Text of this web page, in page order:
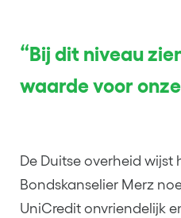
“Bij dit niveau
waarde voor
De Duitse overheid
Bondskanselier Merz
UniCredit onvriendelijk